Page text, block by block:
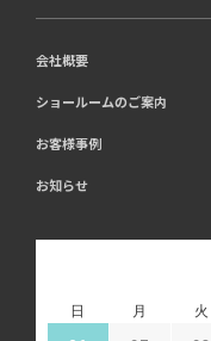
会社概要
ショールームのご案内
お客様事例
お知らせ
日 月 火